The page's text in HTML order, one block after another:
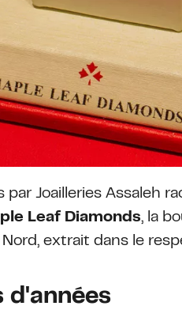
Joailleries Assaleh
Leaf Diamonds, la
extrait dans le
d'années